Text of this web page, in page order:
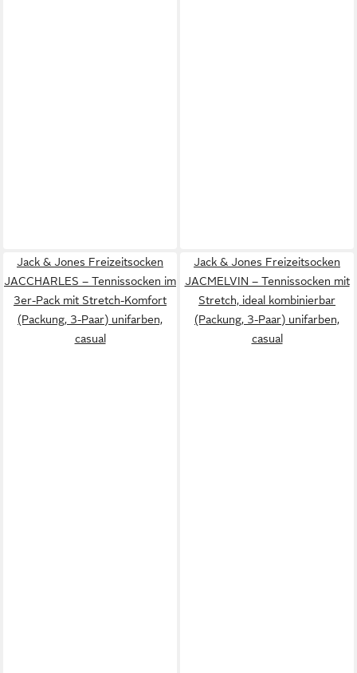
Jack & Jones Freizeitsocken
JACCHARLES – Tennissocken im
3er-Pack mit Stretch-Komfort
(Packung, 3-Paar) unifarben,
casual
Jack & Jones Freizeitsocken
JACMELVIN – Tennissocken mit
Stretch, ideal kombinierbar
(Packung, 3-Paar) unifarben,
casual